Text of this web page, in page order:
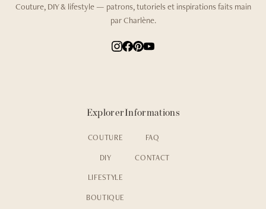
Couture, DIY & lifestyle — patrons, tutoriels et inspirations faits main
par Charlène.
Explorer
COUTURE
DIY
LIFESTYLE
BOUTIQUE
Informations
FAQ
CONTACT